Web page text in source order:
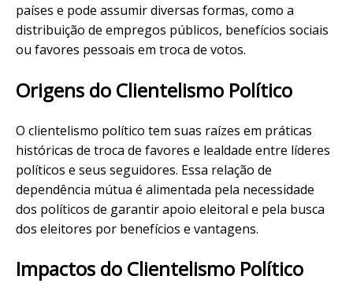
países e pode assumir diversas formas, como a
distribuição de empregos públicos, benefícios sociais
ou favores pessoais em troca de votos.
Origens do Clientelismo Político
O clientelismo político tem suas raízes em práticas
históricas de troca de favores e lealdade entre líderes
políticos e seus seguidores. Essa relação de
dependência mútua é alimentada pela necessidade
dos políticos de garantir apoio eleitoral e pela busca
dos eleitores por benefícios e vantagens.
Impactos do Clientelismo Político